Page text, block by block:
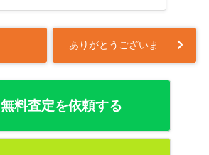
無料査定を依頼する